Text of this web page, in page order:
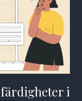
färdigheter i